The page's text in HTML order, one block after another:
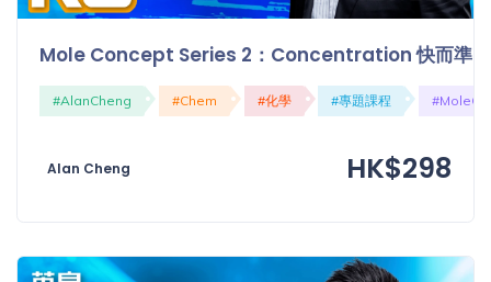
Mole Concept Series 2：Concentration 快而準
#AlanCheng #Chem #化學 #專題課程
Alan Cheng HK$298